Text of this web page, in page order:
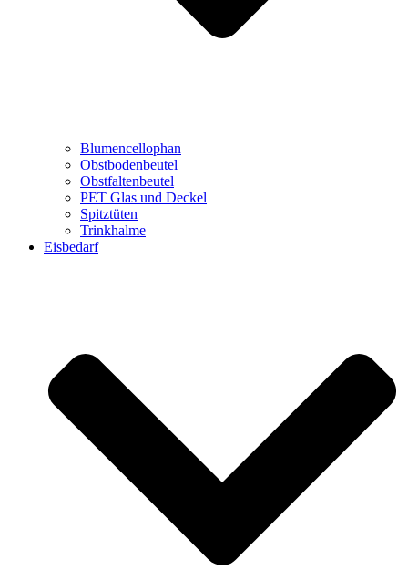
Blumencellophan
Obstbodenbeutel
Obstfaltenbeutel
PET Glas und Deckel
Spitztüten
Trinkhalme
Eisbedarf